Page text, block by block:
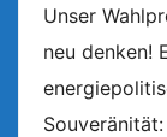
Unser
neu denken!